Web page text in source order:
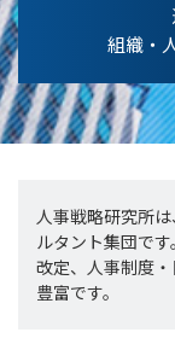
組織・
人事戦略研究所
ルタント集団で
改定、人事制度
豊富です。